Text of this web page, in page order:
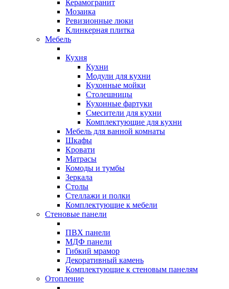
Керамогранит
Мозаика
Ревизионные люки
Клинкерная плитка
Мебель
Кухня
Кухни
Модули для кухни
Кухонные мойки
Столешницы
Кухонные фартуки
Смесители для кухни
Комплектующие для кухни
Мебель для ванной комнаты
Шкафы
Кровати
Матрасы
Комоды и тумбы
Зеркала
Столы
Стеллажи и полки
Комплектующие к мебели
Стеновые панели
ПВХ панели
МДФ панели
Гибкий мрамор
Декоративный камень
Комплектующие к стеновым панелям
Отопление